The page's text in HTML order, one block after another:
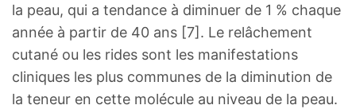
la peau, qui a tendance à diminuer de 1 % chaque
année à partir de 40 ans [7]. Le relâchement
cutané ou les rides sont les manifestations
cliniques les plus communes de la diminution de
la teneur en cette molécule au niveau de la peau.